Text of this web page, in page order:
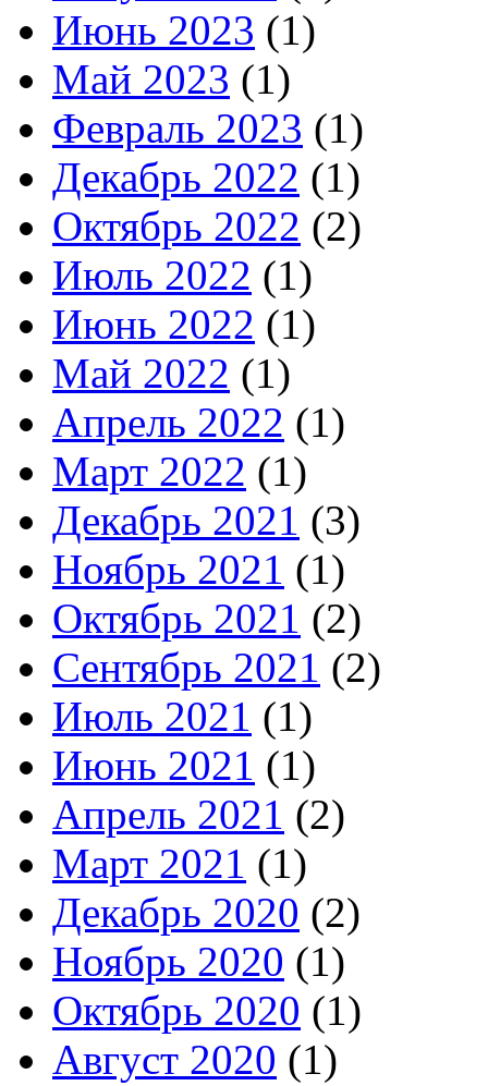
Июнь 2023 (1)
Май 2023 (1)
Февраль 2023 (1)
Декабрь 2022 (1)
Октябрь 2022 (2)
Июль 2022 (1)
Июнь 2022 (1)
Май 2022 (1)
Апрель 2022 (1)
Март 2022 (1)
Декабрь 2021 (3)
Ноябрь 2021 (1)
Октябрь 2021 (2)
Сентябрь 2021 (2)
Июль 2021 (1)
Июнь 2021 (1)
Апрель 2021 (2)
Март 2021 (1)
Декабрь 2020 (2)
Ноябрь 2020 (1)
Октябрь 2020 (1)
Август 2020 (1)